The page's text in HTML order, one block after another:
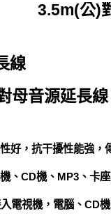
3.5m(公)
線
母音源延長線
好，抗干擾性能強，
、CD機、MP3、卡
電視機，電腦、CD